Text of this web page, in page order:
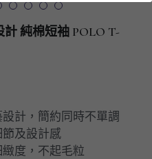
純棉短袖 POLO T-
計，簡約同時不單調
及設計感
度，不起毛粒